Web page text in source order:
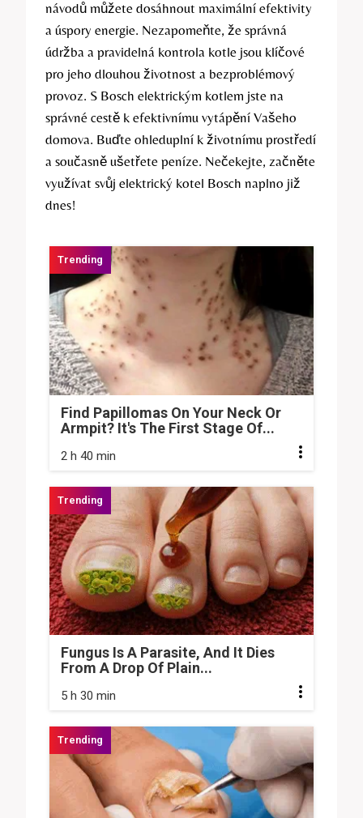
návodů můžete dosáhnout maximální efektivity
a ⁤úspory energie. Nezapomeňte, že správná
údržba a pravidelná ⁤kontrola ⁣kotle jsou klíčové⁢
pro ​jeho dlouhou životnost a bezproblémový
provoz.⁣ S Bosch⁤ elektrickým kotlem ⁢jste ⁢na
správné cestě k efektivnímu vytápění ⁤Vašeho
domova. Buďte ohleduplní k životnímu​ prostředí
a současně ušetřete peníze. Nečekejte, začněte
využívat svůj elektrický kotel⁣ Bosch ⁢naplno již​
dnes!
Find Papillomas On Your Neck Or
Armpit? It's The First Stage Of...
2 h 40 min
Fungus Is A Parasite, And It Dies
From A Drop Of Plain...
5 h 30 min